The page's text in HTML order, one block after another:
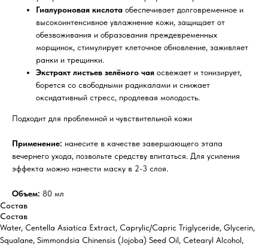
Гиалуроновая кислота обеспечивает долговременное и
высокоинтенсивное увлажнение кожи, защищает от
обезвоживания и образования преждевременных
морщинок, стимулирует клеточное обновление, заживляет
ранки и трещинки.
Экстракт листьев зелёного чая освежает и тонизирует,
борется со свободными радикалами и снижает
оксидативный стресс, продлевая молодость.
Подходит для проблемной и чувствительной кожи
Применение: нанесите в качестве завершающего этапа
вечернего ухода, позвольте средству впитаться. Для усиления
эффекта можно нанести маску в 2-3 слоя.
Объем: 80 мл
Состав
Состав
Water, Centella Asiatica Extract, Caprylic/Capric Triglyceride, Glycerin,
Squalane, Simmondsia Chinensis (Jojoba) Seed Oil, Cetearyl Alcohol,